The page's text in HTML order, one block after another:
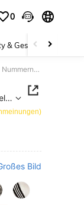
0
& Gesundheit
Sparklyn Teenager Mädchen amerikanischer Retro Sportstil Farbblock Nummerndruck Raglan Ärmel T-Shirt und Hose 2er Set
Bild